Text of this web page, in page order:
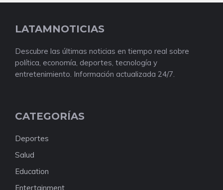
LATAMNOTICIAS
Descubre las últimas noticias en tiempo real sobre
política, economía, deportes, tecnología y
entretenimiento. Información actualizada 24/7.
CATEGORÍAS
Deportes
Salud
Education
Entertainment